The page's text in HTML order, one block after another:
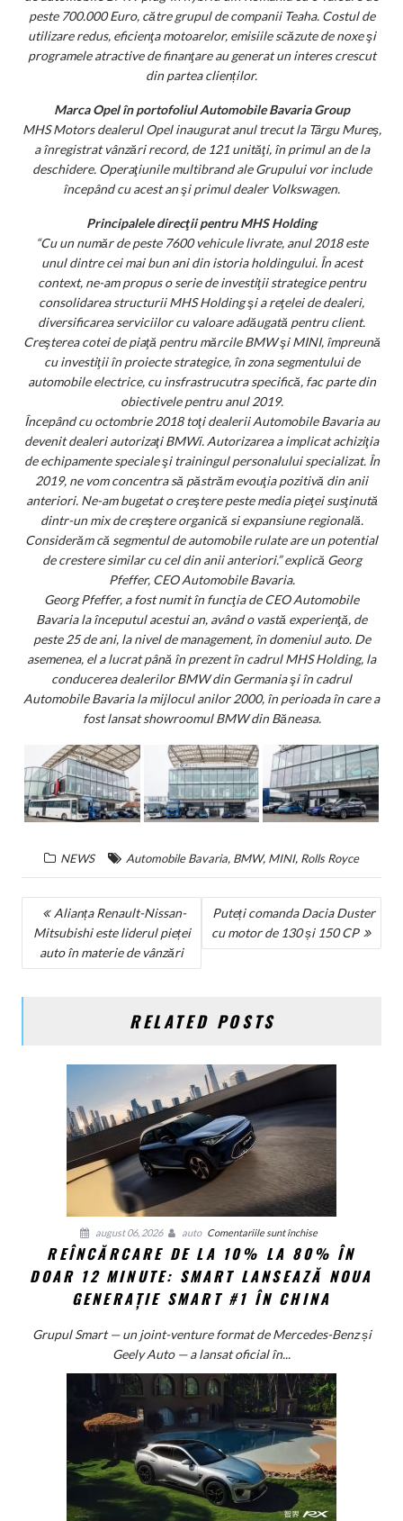
peste 700.000 Euro, către grupul de companii Teaha. Costul de
utilizare redus, eficienţa motoarelor, emisiile scăzute de noxe şi
programele atractive de finanţare au generat un interes crescut
din partea clienților.
Marca Opel în portofoliul Automobile Bavaria Group
MHS Motors dealerul Opel inaugurat anul trecut la Târgu Mureş,
a înregistrat vânzări record, de 121 unităţi, în primul an de la
deschidere. Operaţiunile multibrand ale Grupului vor include
începând cu acest an şi primul dealer Volkswagen.
Principalele direcţii pentru MHS Holding
“Cu un număr de peste 7600 vehicule livrate, anul 2018 este
unul dintre cei mai bun ani din istoria holdingului. În acest
context, ne-am propus o serie de investiţii strategice pentru
consolidarea structurii MHS Holding şi a reţelei de dealeri,
diversificarea serviciilor cu valoare adăugată pentru client.
Creşterea cotei de piaţă pentru mărcile BMW şi MINI, împreună
cu investiţii în proiecte strategice, în zona segmentului de
automobile electrice, cu insfrastrucutra specifică, fac parte din
obiectivele pentru anul 2019.
Începând cu octombrie 2018 toţi dealerii Automobile Bavaria au
devenit dealeri autorizaţi BMWi. Autorizarea a implicat achiziţia
de echipamente speciale şi trainingul personalului specializat. În
2019, ne vom concentra să păstrăm evouţia pozitivă din anii
anteriori. Ne-am bugetat o creştere peste media pieţei susţinută
dintr-un mix de creştere organică si expansiune regională.
Considerăm că segmentul de automobile rulate are un potential
de crestere similar cu cel din anii anteriori.” explică Georg
Pfeffer, CEO Automobile Bavaria.
Georg Pfeffer, a fost numit în funcţia de CEO Automobile
Bavaria la începutul acestui an, având o vastă experienţă, de
peste 25 de ani, la nivel de management, în domeniul auto. De
asemenea, el a lucrat până în prezent în cadrul MHS Holding, la
conducerea dealerilor BMW din Germania şi în cadrul
Automobile Bavaria la mijlocul anilor 2000, în perioada în care a
fost lansat showroomul BMW din Băneasa.
NEWS Automobile Bavaria, BMW, MINI, Rolls Royce
NAVIGARE
ÎN
ARTICOLE
Alianța Renault-Nissan-
Mitsubishi este liderul pieței
auto în materie de vânzări
Puteți comanda Dacia Duster
cu motor de 130 și 150 CP
RELATED POSTS
august 06, 2026 auto Comentariile sunt închisepentru
Reîncărcare
de
la
la
doar
12
minute:
lansează
noua
generație
REÎNCĂRCARE DE LA 10% LA 80% ÎN
DOAR 12 MINUTE: SMART LANSEAZĂ NOUA
GENERAȚIE SMART #1 ÎN CHINA
Grupul Smart — un joint-venture format de Mercedes-Benz și
Geely Auto — a lansat oficial în...